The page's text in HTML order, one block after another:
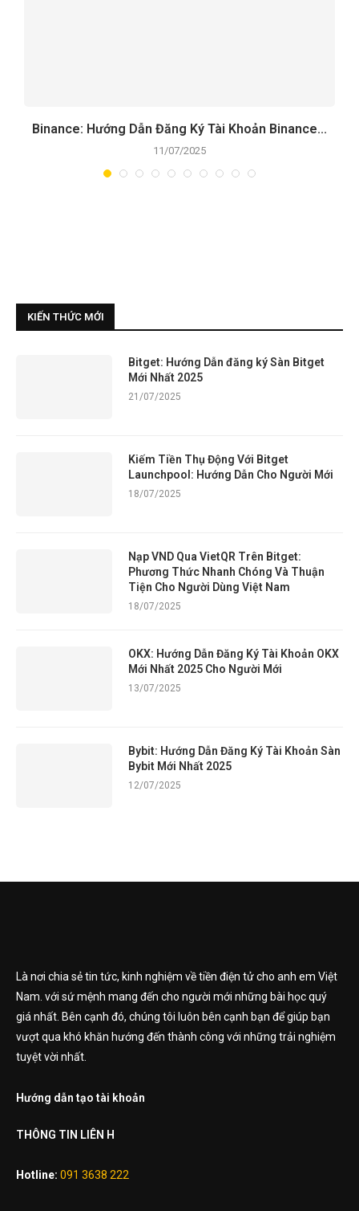
Binance: Hướng Dẫn Đăng Ký Tài Khoản Binance...
11/07/2025
KIẾN THỨC MỚI
Bitget: Hướng Dẫn đăng ký Sàn Bitget
Mới Nhất 2025
21/07/2025
Kiếm Tiền Thụ Động Với Bitget
Launchpool: Hướng Dẫn Cho Người Mới
18/07/2025
Nạp VND Qua VietQR Trên Bitget:
Phương Thức Nhanh Chóng Và Thuận
Tiện Cho Người Dùng Việt Nam
18/07/2025
OKX: Hướng Dẫn Đăng Ký Tài Khoản OKX
Mới Nhất 2025 Cho Người Mới
13/07/2025
Bybit: Hướng Dẫn Đăng Ký Tài Khoản Sàn
Bybit Mới Nhất 2025
12/07/2025
Là nơi chia sẻ tin tức, kinh nghiệm về tiền điện tử cho anh em Việt
Nam. với sứ mệnh mang đến cho người mới những bài học quý
giá nhất. Bên cạnh đó, chúng tôi luôn bên cạnh bạn để giúp bạn
vượt qua khó khăn hướng đến thành công với những trải nghiệm
tuyệt vời nhất.
Hướng dẫn tạo tài khoản
THÔNG TIN LIÊN H
Hotline: 091 3638 222